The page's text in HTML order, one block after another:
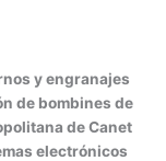
y engranajes
de bombines de
de Canet
electrónicos